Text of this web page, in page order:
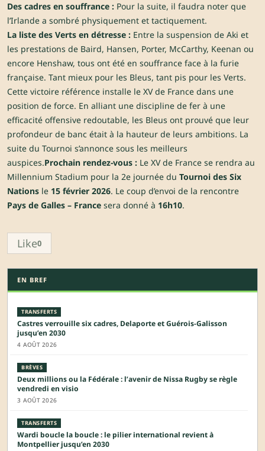
Des cadres en souffrance : Pour la suite, il faudra noter que
l’Irlande a sombré physiquement et tactiquement.
La liste des Verts en détresse : Entre la suspension de Aki et
les prestations de Baird, Hansen, Porter, McCarthy, Keenan ou
encore Henshaw, tous ont été en souffrance face à la furie
française. Tant mieux pour les Bleus, tant pis pour les Verts.
Cette victoire référence installe le XV de France dans une
position de force. En alliant une discipline de fer à une
efficacité offensive redoutable, les Bleus ont prouvé que leur
profondeur de banc était à la hauteur de leurs ambitions. La
suite du Tournoi s’annonce sous les meilleurs
auspices.Prochain rendez-vous : Le XV de France se rendra au
Millennium Stadium pour la 2e journée du Tournoi des Six
Nations le 15 février 2026. Le coup d’envoi de la rencontre
Pays de Galles – France sera donné à 16h10.
Like0
EN BREF
TRANSFERTS
Castres verrouille six cadres, Delaporte et Guérois-Galisson
jusqu’en 2030
4 AOÛT 2026
BRÈVES
Deux millions ou la Fédérale : l’avenir de Nissa Rugby se règle
vendredi en visio
3 AOÛT 2026
TRANSFERTS
Wardi boucle la boucle : le pilier international revient à
Montpellier jusqu’en 2030